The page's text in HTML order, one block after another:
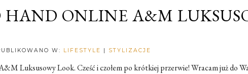
HAND ONLINE A&M
W: LIFESTYLE | STYLIZACJE
Luksusowy Look. Cześć i czołem po krótkiej przerwie! Wracam już do